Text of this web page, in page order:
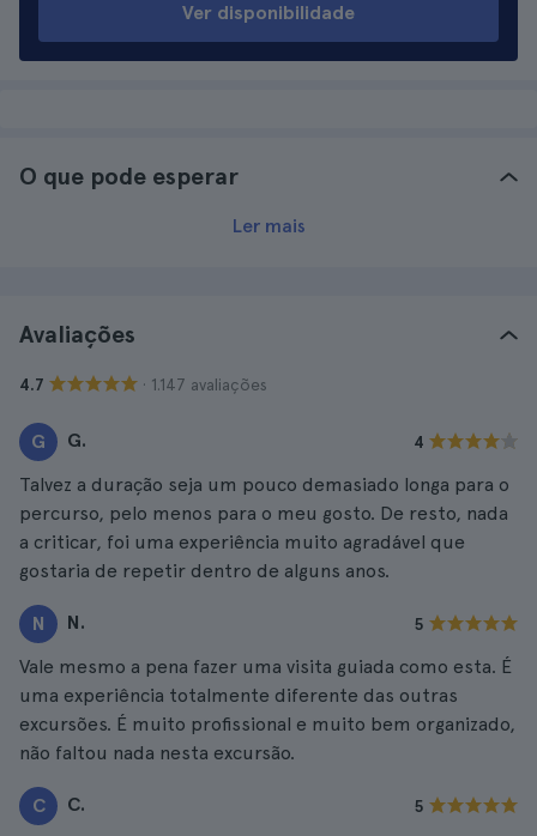
Ver disponibilidade
O que pode esperar
Ler mais
Avaliações
4.7 · 1.147 avaliações
G G. 4
Talvez a duração seja um pouco demasiado longa para o
percurso, pelo menos para o meu gosto. De resto, nada
a criticar, foi uma experiência muito agradável que
gostaria de repetir dentro de alguns anos.
N N. 5
Vale mesmo a pena fazer uma visita guiada como esta. É
uma experiência totalmente diferente das outras
excursões. É muito profissional e muito bem organizado,
não faltou nada nesta excursão.
C C. 5